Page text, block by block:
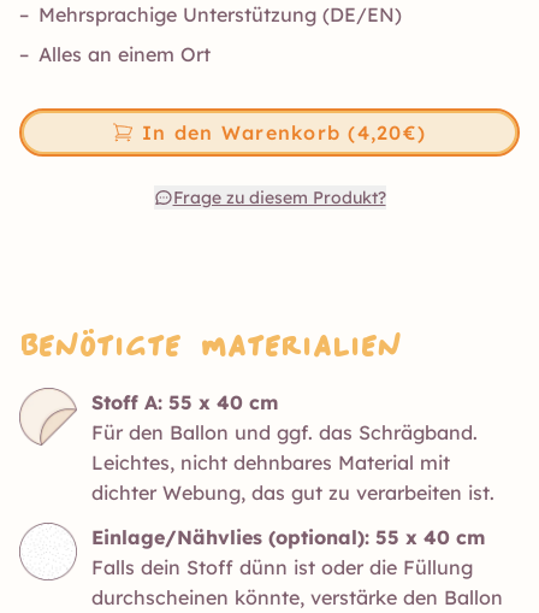
– Mehrsprachige Unterstützung (DE/EN)
– Alles an einem Ort
In den Warenkorb (4,20€)
Frage zu diesem Produkt?
Benötigte Materialien
Stoff A: 55 x 40 cm
Für den Ballon und ggf. das Schrägband.
Leichtes, nicht dehnbares Material mit
dichter Webung, das gut zu verarbeiten ist.
Einlage/Nähvlies (optional): 55 x 40 cm
Falls dein Stoff dünn ist oder die Füllung
durchscheinen könnte, verstärke den Ballon